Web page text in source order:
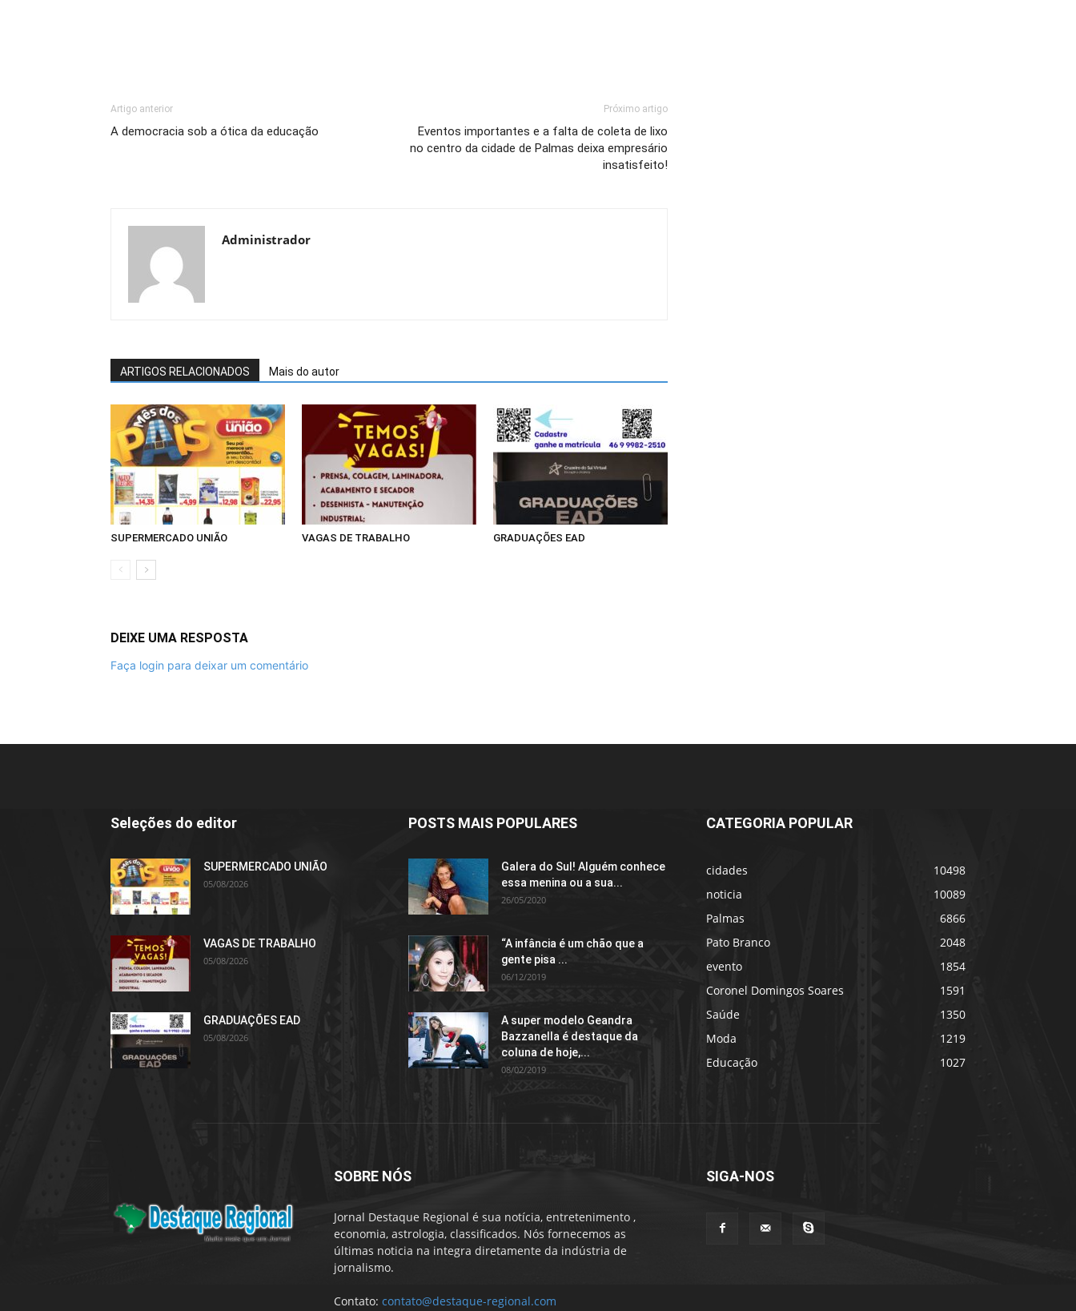
Artigo anterior
A democracia sob a ótica da educação
Próximo artigo
Eventos importantes e a falta de coleta de lixo
no centro da cidade de Palmas deixa empresário
insatisfeito!
Administrador
ARTIGOS RELACIONADOS Mais do autor
SUPERMERCADO UNIÃO VAGAS DE TRABALHO GRADUAÇÕES EAD
DEIXE UMA RESPOSTA
Faça login para deixar um comentário
Seleções do editor
SUPERMERCADO UNIÃO
05/08/2026
VAGAS DE TRABALHO
05/08/2026
GRADUAÇÕES EAD
05/08/2026
POSTS MAIS POPULARES
Galera do Sul! Alguém conhece
essa menina ou a sua...
26/05/2020
“A infância é um chão que a
gente pisa ...
06/12/2019
A super modelo Geandra
Bazzanella é destaque da
coluna de hoje,...
08/02/2019
CATEGORIA POPULAR
cidades
10498
noticia
10089
Palmas
6866
Pato Branco
2048
evento
1854
Coronel Domingos Soares
1591
Saúde
1350
Moda
1219
Educação
1027
SOBRE NÓS
Jornal Destaque Regional é sua notícia, entretenimento ,
economia, astrologia, classificados. Nós fornecemos as
últimas noticia na integra diretamente da indústria de
jornalismo.
Contato: contato@destaque-regional.com
SIGA-NOS